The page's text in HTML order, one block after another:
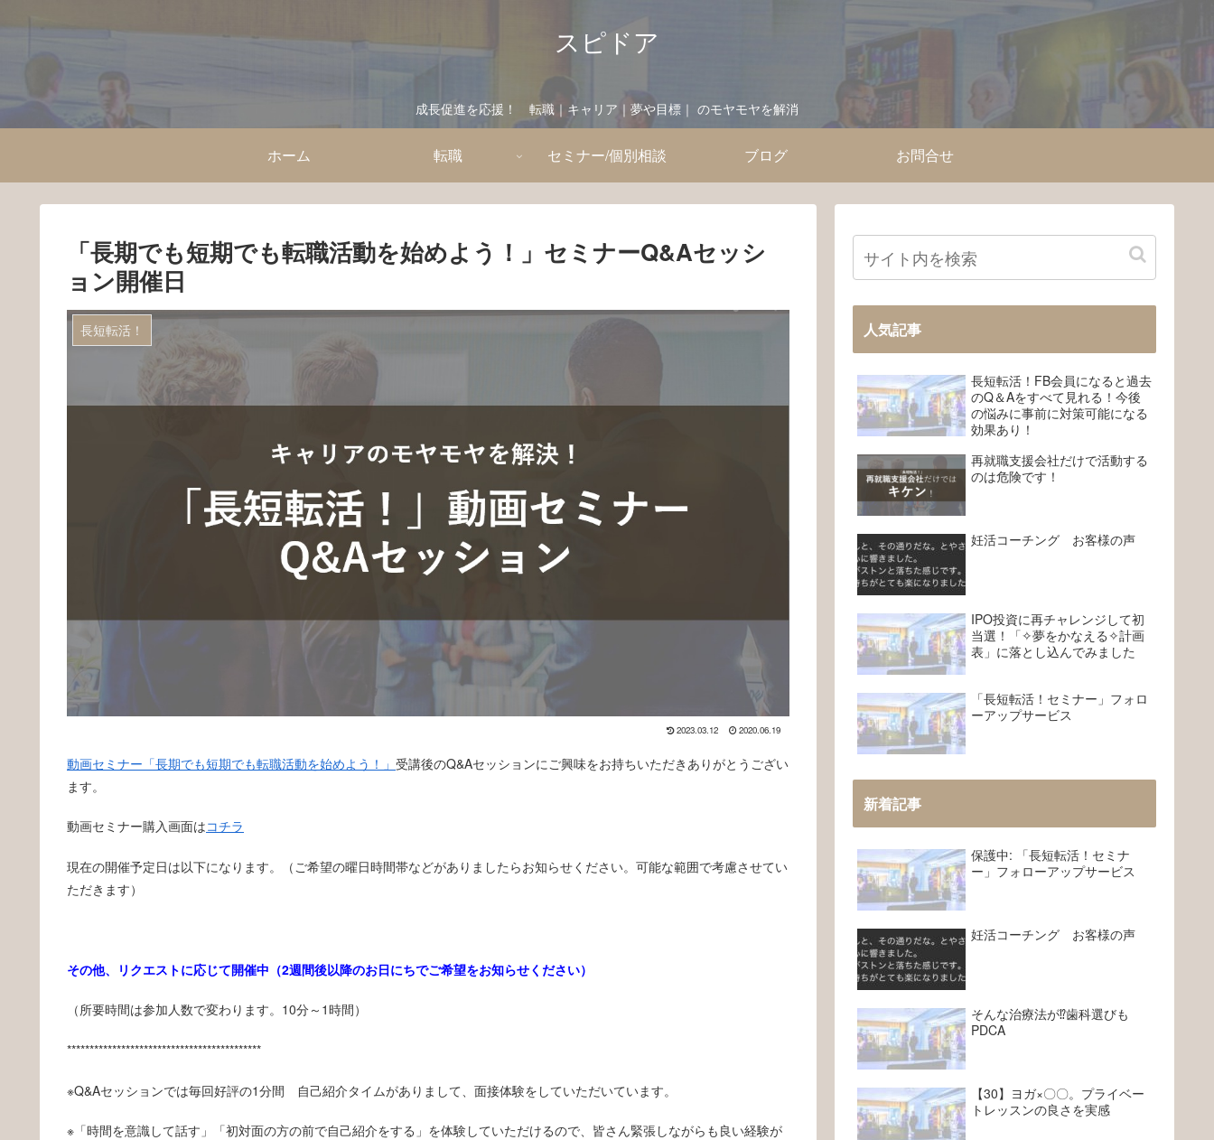
スピドア
成長促進を応援！ 転職｜キャリア｜夢や目標｜ のモヤモヤを解消
ホーム 転職 セミナー/個別相談 ブログ お問合せ
「長期でも短期でも転職活動を始めよう！」セミナーQ&Aセッシ
ョン開催日
長短転活！
2023.03.12 2020.06.19
動画セミナー「長期でも短期でも転職活動を始めよう！」 受講後のQ&Aセッションにご興味をお持ちいただきありがとうござい
ます。
動画セミナー購入画面はコチラ
現在の開催予定日は以下になります。（ご希望の曜日時間帯などがありましたらお知らせください。可能な範囲で考慮させてい
ただきます）
その他、リクエストに応じて開催中（2週間後以降のお日にちでご希望をお知らせください）
（所要時間は参加人数で変わります。10分～1時間）
*******************************************
※Q&Aセッションでは毎回好評の1分間 自己紹介タイムがありまして、面接体験をしていただいています。
※「時間を意識して話す」「初対面の方の前で自己紹介をする」を体験していただけるので、皆さん緊張しながらも良い経験が
人気記事
長短転活！FB会員になると過去
のQ＆Aをすべて見れる！今後
の悩みに事前に対策可能になる
効果あり！
再就職支援会社だけで活動する
のは危険です！
妊活コーチング お客様の声
IPO投資に再チャレンジして初
当選！「✧夢をかなえる✧計画
表」に落とし込んでみました
「長短転活！セミナー」フォロ
ーアップサービス
新着記事
保護中: 「長短転活！セミナ
ー」フォローアップサービス
妊活コーチング お客様の声
そんな治療法が⁉︎歯科選びも
PDCA
【30】ヨガ×〇〇。プライベー
トレッスンの良さを実感